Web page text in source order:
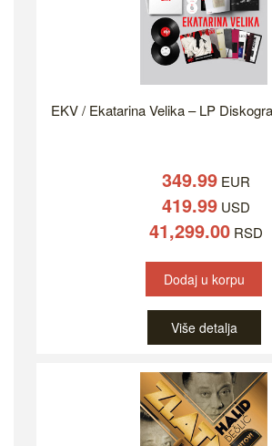
EKV / Ekatarina Velika – LP
349.99 EUR
419.99 USD
41,299.00 RSD
Dodaj u korpu
Više detalja